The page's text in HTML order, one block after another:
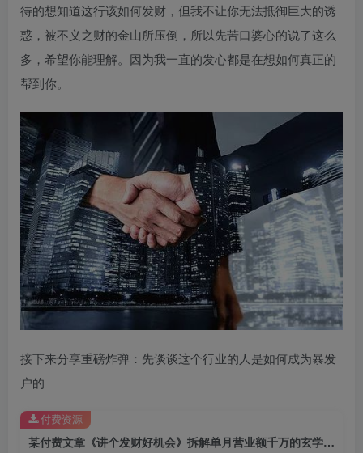
待的想知道这行该如何发财，但我不让你无法抵御巨大的诱
惑，被不义之财的金山所压倒，所以先苦口婆心的说了这么
多，希望你能理解。因为我一直的发心都是在想如何真正的
帮到你。
接下来分享重磅炸弹：先谈谈这个行业的人是如何成为暴发
户的
某付费文章《讲个发财好机会》拆解单月营业额千万的玄学生意
付费资源